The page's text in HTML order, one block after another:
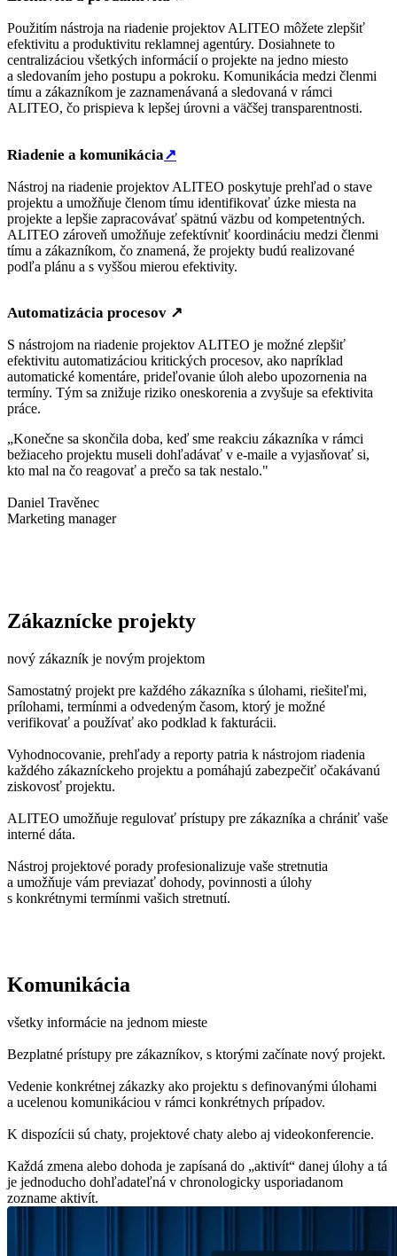
Použitím nástroja na riadenie projektov ALITEO môžete zlepšiť
efektivitu a produktivitu reklamnej agentúry. Dosiahnete to
centralizáciou všetkých informácií o projekte na jedno miesto
a sledovaním jeho postupu a pokroku. Komunikácia medzi členmi
tímu a zákazníkom je zaznamenávaná a sledovaná v rámci
ALITEO, čo prispieva k lepšej úrovni a väčšej transparentnosti.
Riadenie a komunikácia↗
Nástroj na riadenie projektov ALITEO poskytuje prehľad o stave
projektu a umožňuje členom tímu identifikovať úzke miesta na
projekte a lepšie zapracovávať spätnú väzbu od kompetentných.
ALITEO zároveň umožňuje zefektívniť koordináciu medzi členmi
tímu a zákazníkom, čo znamená, že projekty budú realizované
podľa plánu a s vyššou mierou efektivity.
Automatizácia procesov ↗
S nástrojom na riadenie projektov ALITEO je možné zlepšiť
efektivitu automatizáciou kritických procesov, ako napríklad
automatické komentáre, prideľovanie úloh alebo upozornenia na
termíny. Tým sa znižuje riziko oneskorenia a zvyšuje sa efektivita
práce.
„Konečne sa skončila doba, keď sme reakciu zákazníka v rámci
bežiaceho projektu museli dohľadávať v e-maile a vyjasňovať si,
kto mal na čo reagovať a prečo sa tak nestalo."
Daniel Travěnec
Marketing manager
Zákaznícke projekty
nový zákazník je novým projektom
Samostatný projekt pre každého zákazníka s úlohami, riešiteľmi,
prílohami, termínmi a odvedeným časom, ktorý je možné
verifikovať a používať ako podklad k fakturácii.
Vyhodnocovanie, prehľady a reporty patria k nástrojom riadenia
každého zákazníckeho projektu a pomáhajú zabezpečiť očakávanú
ziskovosť projektu.
ALITEO umožňuje regulovať prístupy pre zákazníka a chrániť vaše
interné dáta.
Nástroj projektové porady profesionalizuje vaše stretnutia
a umožňuje vám previazať dohody, povinnosti a úlohy
s konkrétnymi termínmi vašich stretnutí.
Komunikácia
všetky informácie na jednom mieste
Bezplatné prístupy pre zákazníkov, s ktorými začínate nový projekt.
Vedenie konkrétnej zákazky ako projektu s definovanými úlohami
a ucelenou komunikáciou v rámci konkrétnych prípadov.
K dispozícii sú chaty, projektové chaty alebo aj videokonferencie.
Každá zmena alebo dohoda je zapísaná do „aktivít“ danej úlohy a tá
je jednoducho dohľadateľná v chronologicky usporiadanom
zozname aktivít.